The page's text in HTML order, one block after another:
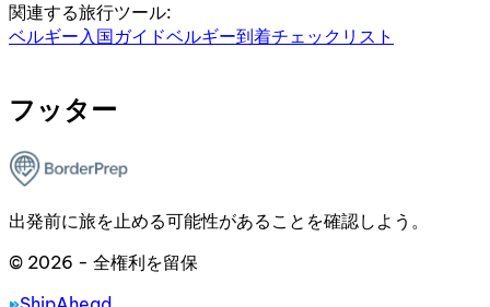
関連する旅行ツール:
ベルギー入国ガイドベルギー到着チェックリスト
フッター
出発前に旅を止める可能性があることを確認しよう。
© 2026 - 全権利を留保